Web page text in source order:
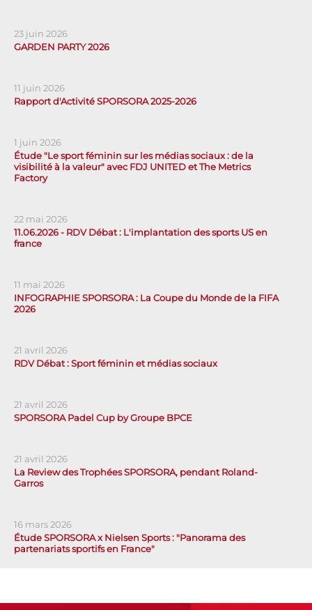
23 juin 2026
GARDEN PARTY 2026
11 juin 2026
Rapport d'Activité SPORSORA 2025-2026
1 juin 2026
Étude "Le sport féminin sur les médias sociaux : de la
visibilité à la valeur" avec FDJ UNITED et The Metrics
Factory
22 mai 2026
11.06.2026 - RDV Débat : L'implantation des sports US en
france
11 mai 2026
INFOGRAPHIE SPORSORA : La Coupe du Monde de la FIFA
2026
21 avril 2026
RDV Débat : Sport féminin et médias sociaux
21 avril 2026
SPORSORA Padel Cup by Groupe BPCE
21 avril 2026
La Review des Trophées SPORSORA, pendant Roland-
Garros
16 mars 2026
Étude SPORSORA x Nielsen Sports : "Panorama des
partenariats sportifs en France"